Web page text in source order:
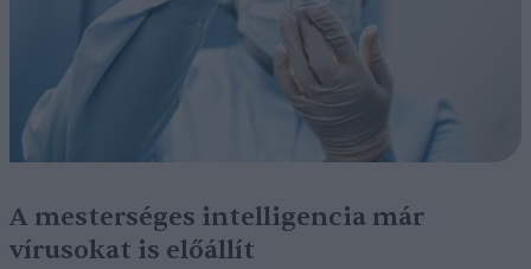
A mesterséges intelligencia már
vírusokat is előállít